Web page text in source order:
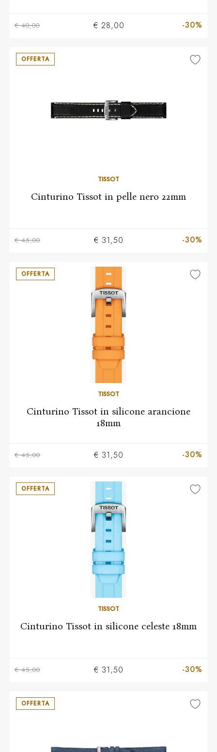
€ 40,00 € 28,00 -30%
OFFERTA
TISSOT
Cinturino Tissot in pelle nero 22mm
€ 45,00 € 31,50 -30%
OFFERTA
TISSOT
Cinturino Tissot in silicone arancione
18mm
€ 45,00 € 31,50 -30%
OFFERTA
TISSOT
Cinturino Tissot in silicone celeste 18mm
€ 45,00 € 31,50 -30%
OFFERTA